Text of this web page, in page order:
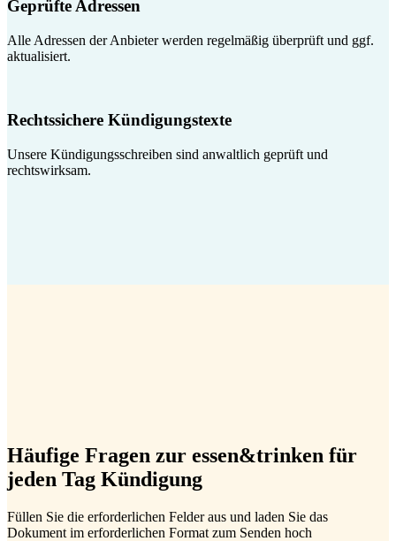
Geprüfte Adressen
Alle Adressen der Anbieter werden regelmäßig überprüft und ggf.
aktualisiert.
Rechtssichere Kündigungstexte
Unsere Kündigungsschreiben sind anwaltlich geprüft und
rechtswirksam.
Häufige Fragen zur essen&trinken für
jeden Tag Kündigung
Füllen Sie die erforderlichen Felder aus und laden Sie das
Dokument im erforderlichen Format zum Senden hoch